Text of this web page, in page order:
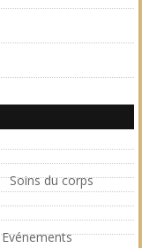
Soins du corps
Evénements